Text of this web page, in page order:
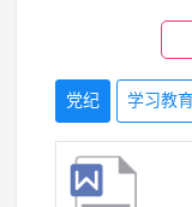
研判风险隐患，
纪业务能力。坚
典型案例，观看
引导全体干部职
入一线践学，组
党纪 学习教